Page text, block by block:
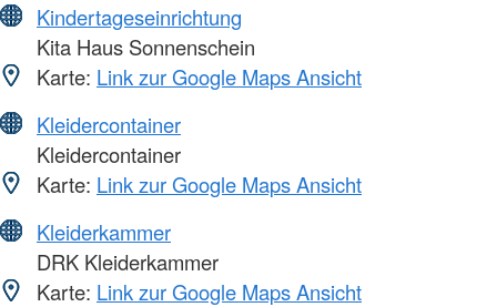
Kindertageseinrichtung
Kita Haus Sonnenschein
Karte: Link zur Google Maps Ansicht
Kleidercontainer
Kleidercontainer
Karte: Link zur Google Maps Ansicht
Kleiderkammer
DRK Kleiderkammer
Karte: Link zur Google Maps Ansicht